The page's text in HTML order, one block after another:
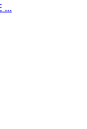
...